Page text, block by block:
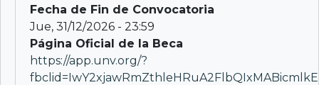
Fecha de Fin de Convocatoria
Jue, 31/12/2026 - 23:59
Página Oficial de la Beca
https://app.unv.org/?
fbclid=IwY2xjawRmZthleHRuA2FlbQIxMABicmlkE